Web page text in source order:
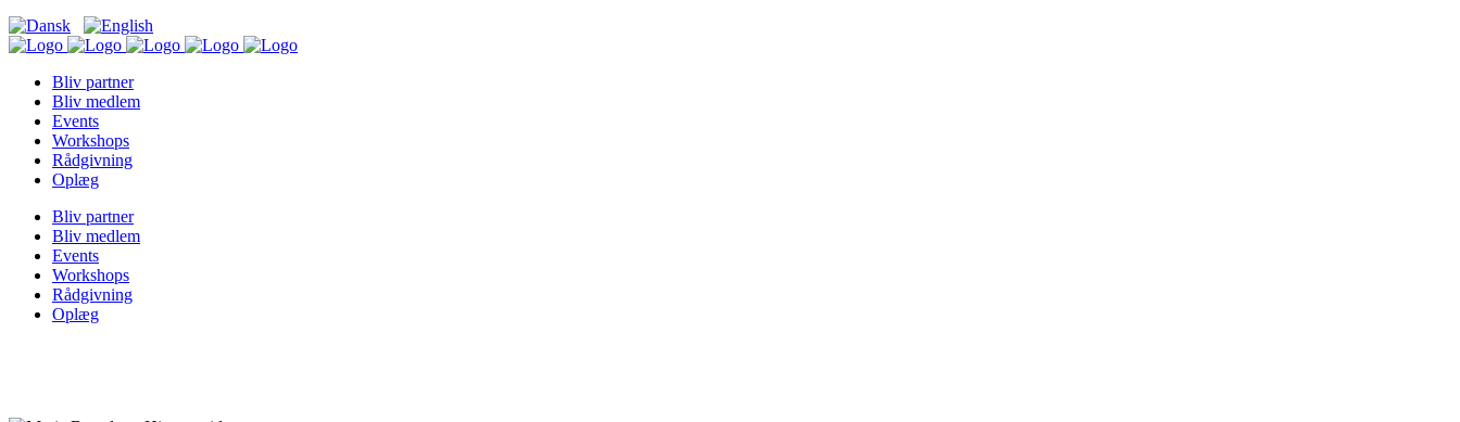
Bliv partner
Bliv medlem
Events
Workshops
Rådgivning
Oplæg
Bliv partner
Bliv medlem
Events
Workshops
Rådgivning
Oplæg